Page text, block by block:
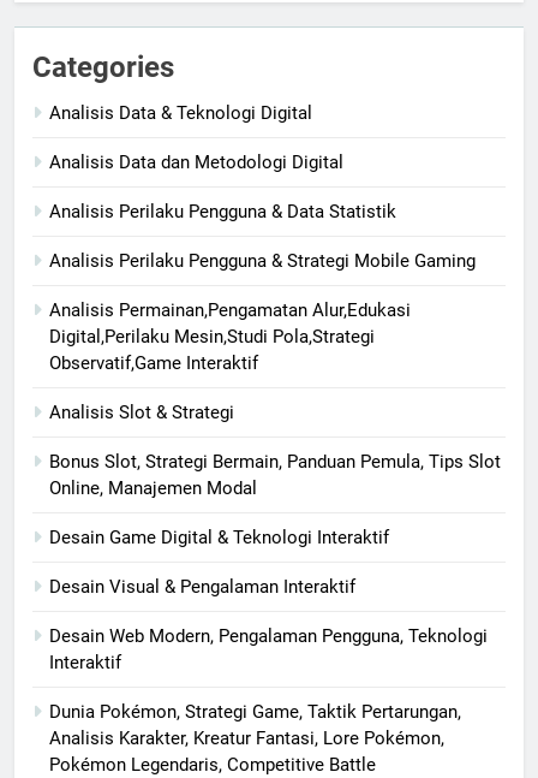
Categories
Analisis Data & Teknologi Digital
Analisis Data dan Metodologi Digital
Analisis Perilaku Pengguna & Data Statistik
Analisis Perilaku Pengguna & Strategi Mobile Gaming
Analisis Permainan,Pengamatan Alur,Edukasi
Digital,Perilaku Mesin,Studi Pola,Strategi
Observatif,Game Interaktif
Analisis Slot & Strategi
Bonus Slot, Strategi Bermain, Panduan Pemula, Tips Slot
Online, Manajemen Modal
Desain Game Digital & Teknologi Interaktif
Desain Visual & Pengalaman Interaktif
Desain Web Modern, Pengalaman Pengguna, Teknologi
Interaktif
Dunia Pokémon, Strategi Game, Taktik Pertarungan,
Analisis Karakter, Kreatur Fantasi, Lore Pokémon,
Pokémon Legendaris, Competitive Battle